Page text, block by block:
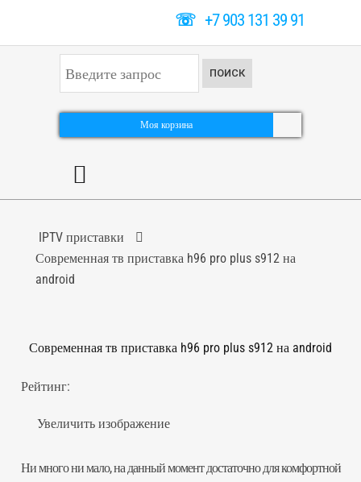
☏+7 903 131 39 91
к
а
ь
ПОИСК
Моя корзина
IPTV приставки
Современная тв приставка h96 pro plus s912 на
android
Современная тв приставка h96 pro plus s912 на android
Рейтинг:
Увеличить изображение
Ни много ни мало, на данный момент достаточно для комфортной